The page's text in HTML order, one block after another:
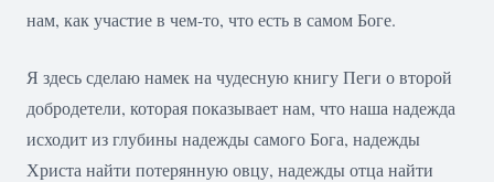
нам, как участие в чем-то, что есть в самом Боге.
Я здесь сделаю намек на чудесную книгу Пеги о второй
добродетели, которая показывает нам, что наша надежда
исходит из глубины надежды самого Бога, надежды
Христа найти потерянную овцу, надежды отца найти